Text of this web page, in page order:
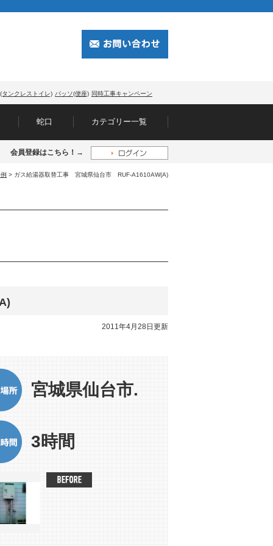
タンクレストイレ) パッソ(便座) 同時工事キャンペーン
蛇口 カテゴリー一覧
会員登録はこちら！→
> ガス給湯器取替工事 宮城県仙台市 RUF-A1610AW(A)
2011年4月28日更新
宮城県仙台市.
3時間